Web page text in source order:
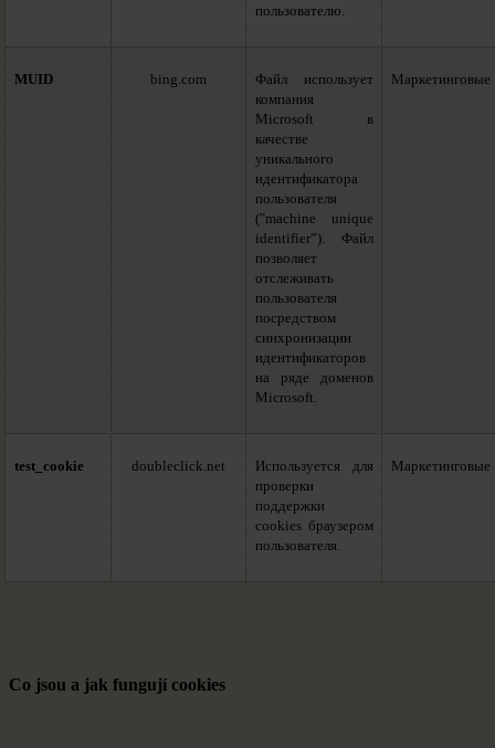
пользователю.
MUID bing.com
Файл использует
компания
Microsoft в
качестве
уникального
идентификатора
пользователя
("machine unique
identifier”). Файл
позволяет
отслеживать
пользователя
посредством
синхронизации
идентификаторов
на ряде доменов
Microsoft.
Маркетинговые
test_cookie doubleclick.net
Используется для
проверки
поддержки
cookies браузером
пользователя.
Маркетинговые
Co jsou a jak fungují cookies